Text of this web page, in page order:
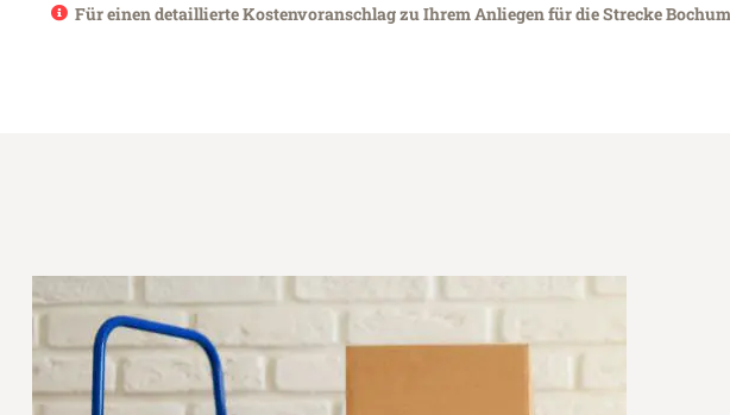
Für einen detaillierte Kostenvoranschlag zu Ihrem Anliegen für die Strecke